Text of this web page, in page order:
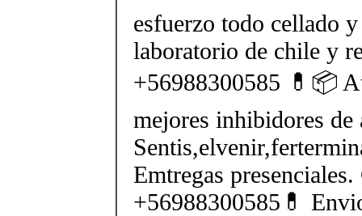
esfuerzo todo cellado
laboratorio de chile y
+56988300585 💊📦
mejores inhibidores de
Emtregas presenciales.
+56988300585💊